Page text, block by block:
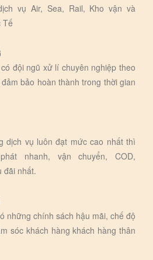
vụ Air, Sea, Rail, Kho vận và
Tế
đội ngũ xử lí chuyên nghiệp theo
bảo hoàn thành trong thời gian
dịch vụ luôn đạt mức cao nhất thì
nhanh, vận chuyển, COD,
đãi nhất.
những chính sách hậu mãi, chế độ
sóc khách hàng khách hàng thân